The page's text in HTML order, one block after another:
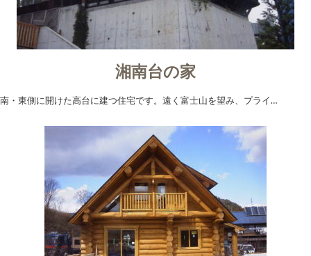
湘南台の家
南・東側に開けた高台に建つ住宅です。遠く富士山を望み、プライ…